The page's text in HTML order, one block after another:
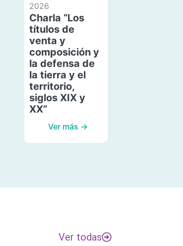
2026
Charla “Los
títulos de
venta y
composición y
la defensa de
la tierra y el
territorio,
siglos XIX y
XX”
Ver más →
Ver todas